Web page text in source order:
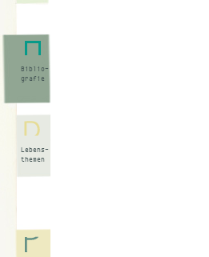
Biblio-
grafie
Lebens-
themen